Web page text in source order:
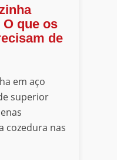
que os
de
em aço
superior
cozedura nas